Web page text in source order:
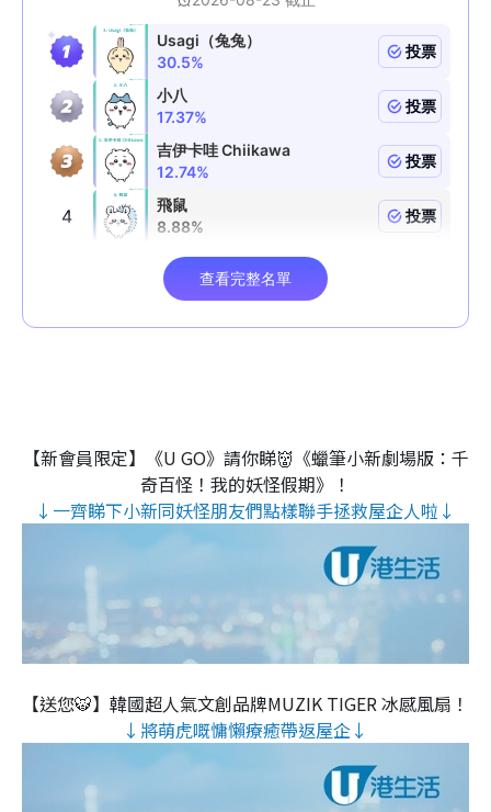
【新會員限定】《U GO》請你睇👹《蠟筆小新劇場版：千
奇百怪！我的妖怪假期》！
↓一齊睇下小新同妖怪朋友們點樣聯手拯救屋企人啦↓
【送您🐯】韓國超人氣文創品牌MUZIK TIGER 冰感風扇！
↓將萌虎嘅慵懶療癒帶返屋企↓